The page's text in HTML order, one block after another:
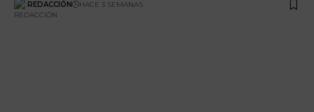
REDACCIÓN HACE 3 SEMANAS